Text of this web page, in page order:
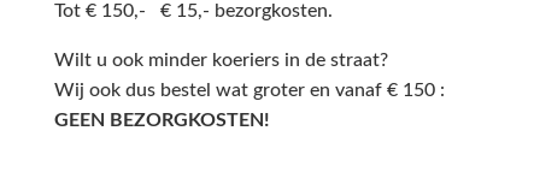
Tot € 150,- € 15,- bezorgkosten.
Wilt u ook minder koeriers in de straat?
Wij ook dus bestel wat groter en vanaf € 150 :
GEEN BEZORGKOSTEN!